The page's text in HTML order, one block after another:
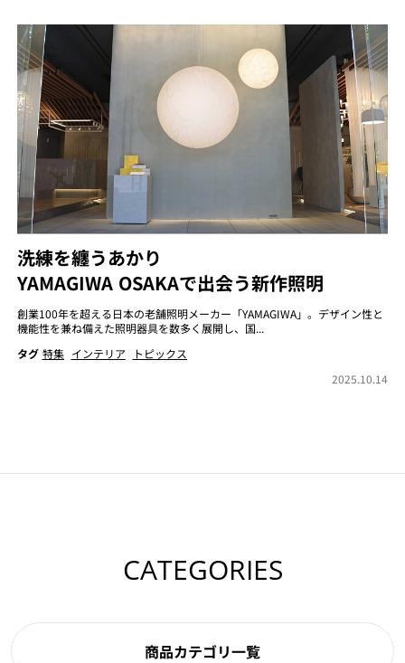
洗練を纏うあかり
YAMAGIWA OSAKAで出会う新作照明
創業100年を超える日本の老舗照明メーカー「YAMAGIWA」。デザイン性と
機能性を兼ね備えた照明器具を数多く展開し、国...
タグ 特集 インテリア
トピックス
2025.10.14
CATEGORIES
商品カテゴリ一覧